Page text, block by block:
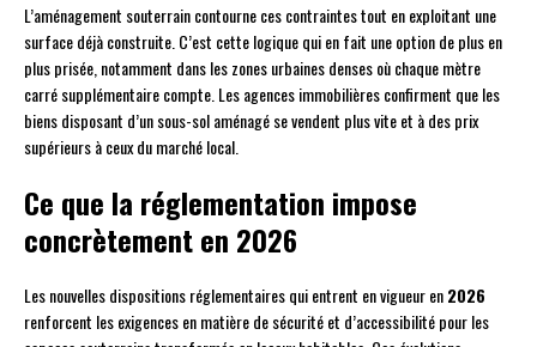
L’aménagement souterrain contourne ces contraintes tout en exploitant une
surface déjà construite. C’est cette logique qui en fait une option de plus en
plus prisée, notamment dans les zones urbaines denses où chaque mètre
carré supplémentaire compte. Les agences immobilières confirment que les
biens disposant d’un sous-sol aménagé se vendent plus vite et à des prix
supérieurs à ceux du marché local.
Ce que la réglementation impose
concrètement en 2026
Les nouvelles dispositions réglementaires qui entrent en vigueur en2026
renforcent les exigences en matière de sécurité et d’accessibilité pour les